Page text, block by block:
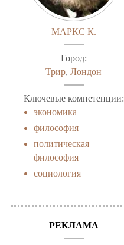
МАРКС К.
Город:
Трир,Лондон
Ключевые компетенции:
экономика
философия
политическая
философия
социология
РЕКЛАМА